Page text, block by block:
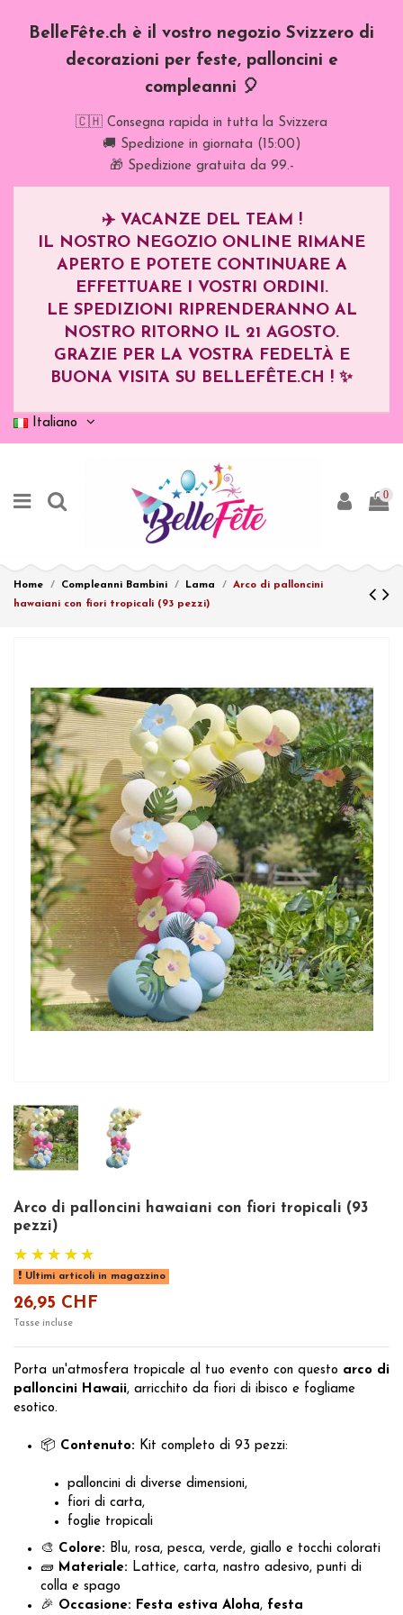
BelleFête.ch è il vostro negozio Svizzero di
decorazioni per feste, palloncini e
compleanni 🎈
🇨🇭 Consegna rapida in tutta la Svizzera
🚚 Spedizione in giornata (15:00)
🎁 Spedizione gratuita da 99.-
✈️ VACANZE DEL TEAM !
IL NOSTRO NEGOZIO ONLINE RIMANE
APERTO E POTETE CONTINUARE A
EFFETTUARE I VOSTRI ORDINI.
LE SPEDIZIONI RIPRENDERANNO AL
NOSTRO RITORNO IL 21 AGOSTO.
GRAZIE PER LA VOSTRA FEDELTÀ E
BUONA VISITA SU BELLEFÊTE.CH ! ✨
Italiano
0
Home Compleanni Bambini Lama
Arco di palloncini
hawaiani con fiori tropicali (93 pezzi)
Arco di palloncini hawaiani con fiori tropicali (93
pezzi)
Ultimi articoli in magazzino
26,95 CHF
Tasse incluse
Porta un'atmosfera tropicale al tuo evento con questo arco di
palloncini Hawaii, arricchito da fiori di ibisco e fogliame
esotico.
📦 Contenuto: Kit completo di 93 pezzi:
palloncini di diverse dimensioni,
fiori di carta,
foglie tropicali
🎨 Colore: Blu, rosa, pesca, verde, giallo e tocchi colorati
🧱 Materiale: Lattice, carta, nastro adesivo, punti di
colla e spago
🎉 Occasione: Festa estiva Aloha, festa